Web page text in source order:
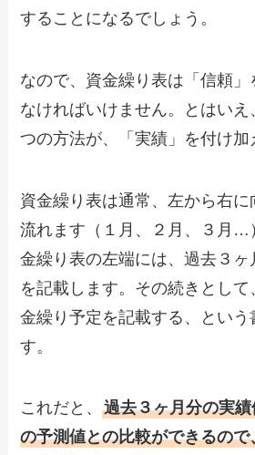
することになるでしょう。
なので、資金繰り表は「信頼
なければいけません。とはいえ
つの方法が、「実績」を付け加
資金繰り表は通常、左から右
流れます（１月、２月、３月…
金繰り表の左端には、過去３
を記載します。その続きとし
金繰り予定を記載する、とい
す。
これだと、過去３ヶ月分の実
の予測値との比較ができるの